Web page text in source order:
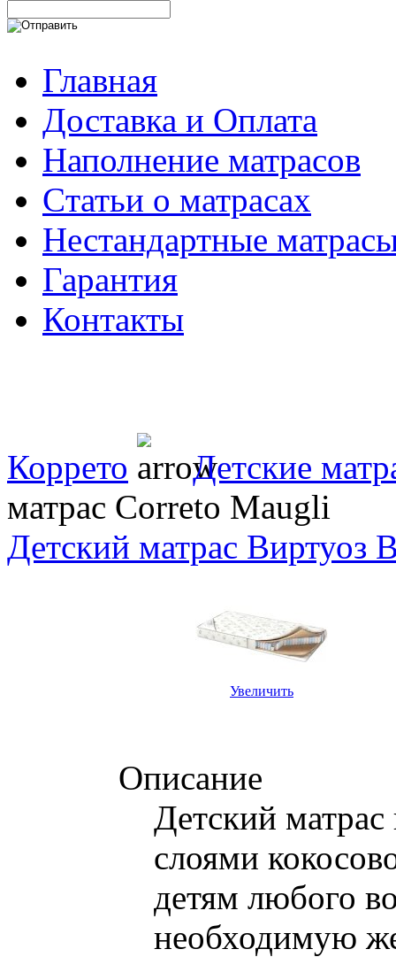
Главная
Доставка и Оплата
Наполнение матрасов
Cтатьи о матрасах
Нестандартные
Гарантия
Контакты
Коррето
Детские
матрас Correto Maugli
Детский матрас Виртуоз
Увеличить
Описание
Детский
слоями
детям любого
необходимую